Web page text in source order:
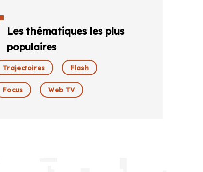
Les thématiques les plus
populaires
Trajectoires Flash
Focus Web TV